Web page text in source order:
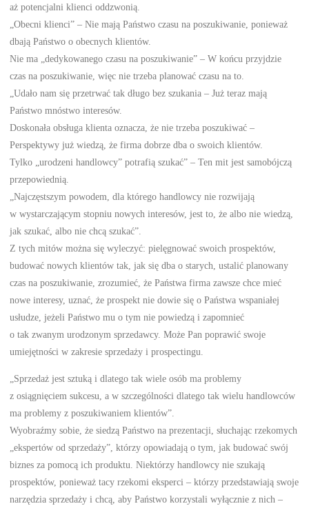
aż potencjalni klienci oddzwonią.
„Obecni klienci” – Nie mają Państwo czasu na poszukiwanie, ponieważ
dbają Państwo o obecnych klientów.
Nie ma „dedykowanego czasu na poszukiwanie” – W końcu przyjdzie
czas na poszukiwanie, więc nie trzeba planować czasu na to.
„Udało nam się przetrwać tak długo bez szukania – Już teraz mają
Państwo mnóstwo interesów.
Doskonała obsługa klienta oznacza, że nie trzeba poszukiwać –
Perspektywy już wiedzą, że firma dobrze dba o swoich klientów.
Tylko „urodzeni handlowcy” potrafią szukać” – Ten mit jest samobójczą
przepowiednią.
„Najczęstszym powodem, dla którego handlowcy nie rozwijają
w wystarczającym stopniu nowych interesów, jest to, że albo nie wiedzą,
jak szukać, albo nie chcą szukać”.
Z tych mitów można się wyleczyć: pielęgnować swoich prospektów,
budować nowych klientów tak, jak się dba o starych, ustalić planowany
czas na poszukiwanie, zrozumieć, że Państwa firma zawsze chce mieć
nowe interesy, uznać, że prospekt nie dowie się o Państwa wspaniałej
usłudze, jeżeli Państwo mu o tym nie powiedzą i zapomnieć
o tak zwanym urodzonym sprzedawcy. Może Pan poprawić swoje
umiejętności w zakresie sprzedaży i prospectingu.
„Sprzedaż jest sztuką i dlatego tak wiele osób ma problemy
z osiągnięciem sukcesu, a w szczególności dlatego tak wielu handlowców
ma problemy z poszukiwaniem klientów”.
Wyobraźmy sobie, że siedzą Państwo na prezentacji, słuchając rzekomych
„ekspertów od sprzedaży”, którzy opowiadają o tym, jak budować swój
biznes za pomocą ich produktu. Niektórzy handlowcy nie szukają
prospektów, ponieważ tacy rzekomi eksperci – którzy przedstawiają swoje
narzędzia sprzedaży i chcą, aby Państwo korzystali wyłącznie z nich –